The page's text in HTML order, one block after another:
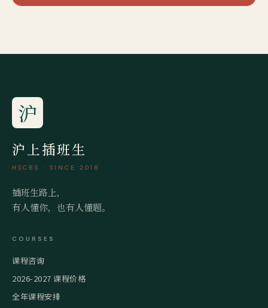
沪
沪上插班生
HSCBS · SINCE 2018
插班生路上，
有人懂你，也有人懂题。
COURSES
课程咨询
2026-2027 课程价格
全年课程安排